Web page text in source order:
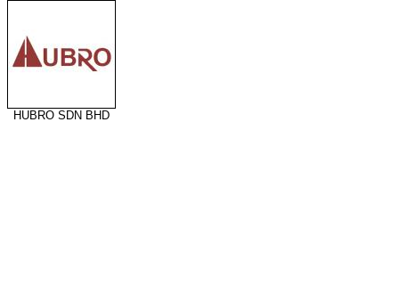
HUBRO SDN BHD